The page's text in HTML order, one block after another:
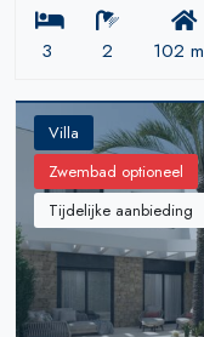
3 2 102 m
Villa
Zwembad optioneel
Tijdelijke aanbieding